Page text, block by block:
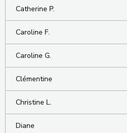
Catherine P.
Caroline F.
Caroline G.
Clémentine
Christine L.
Diane